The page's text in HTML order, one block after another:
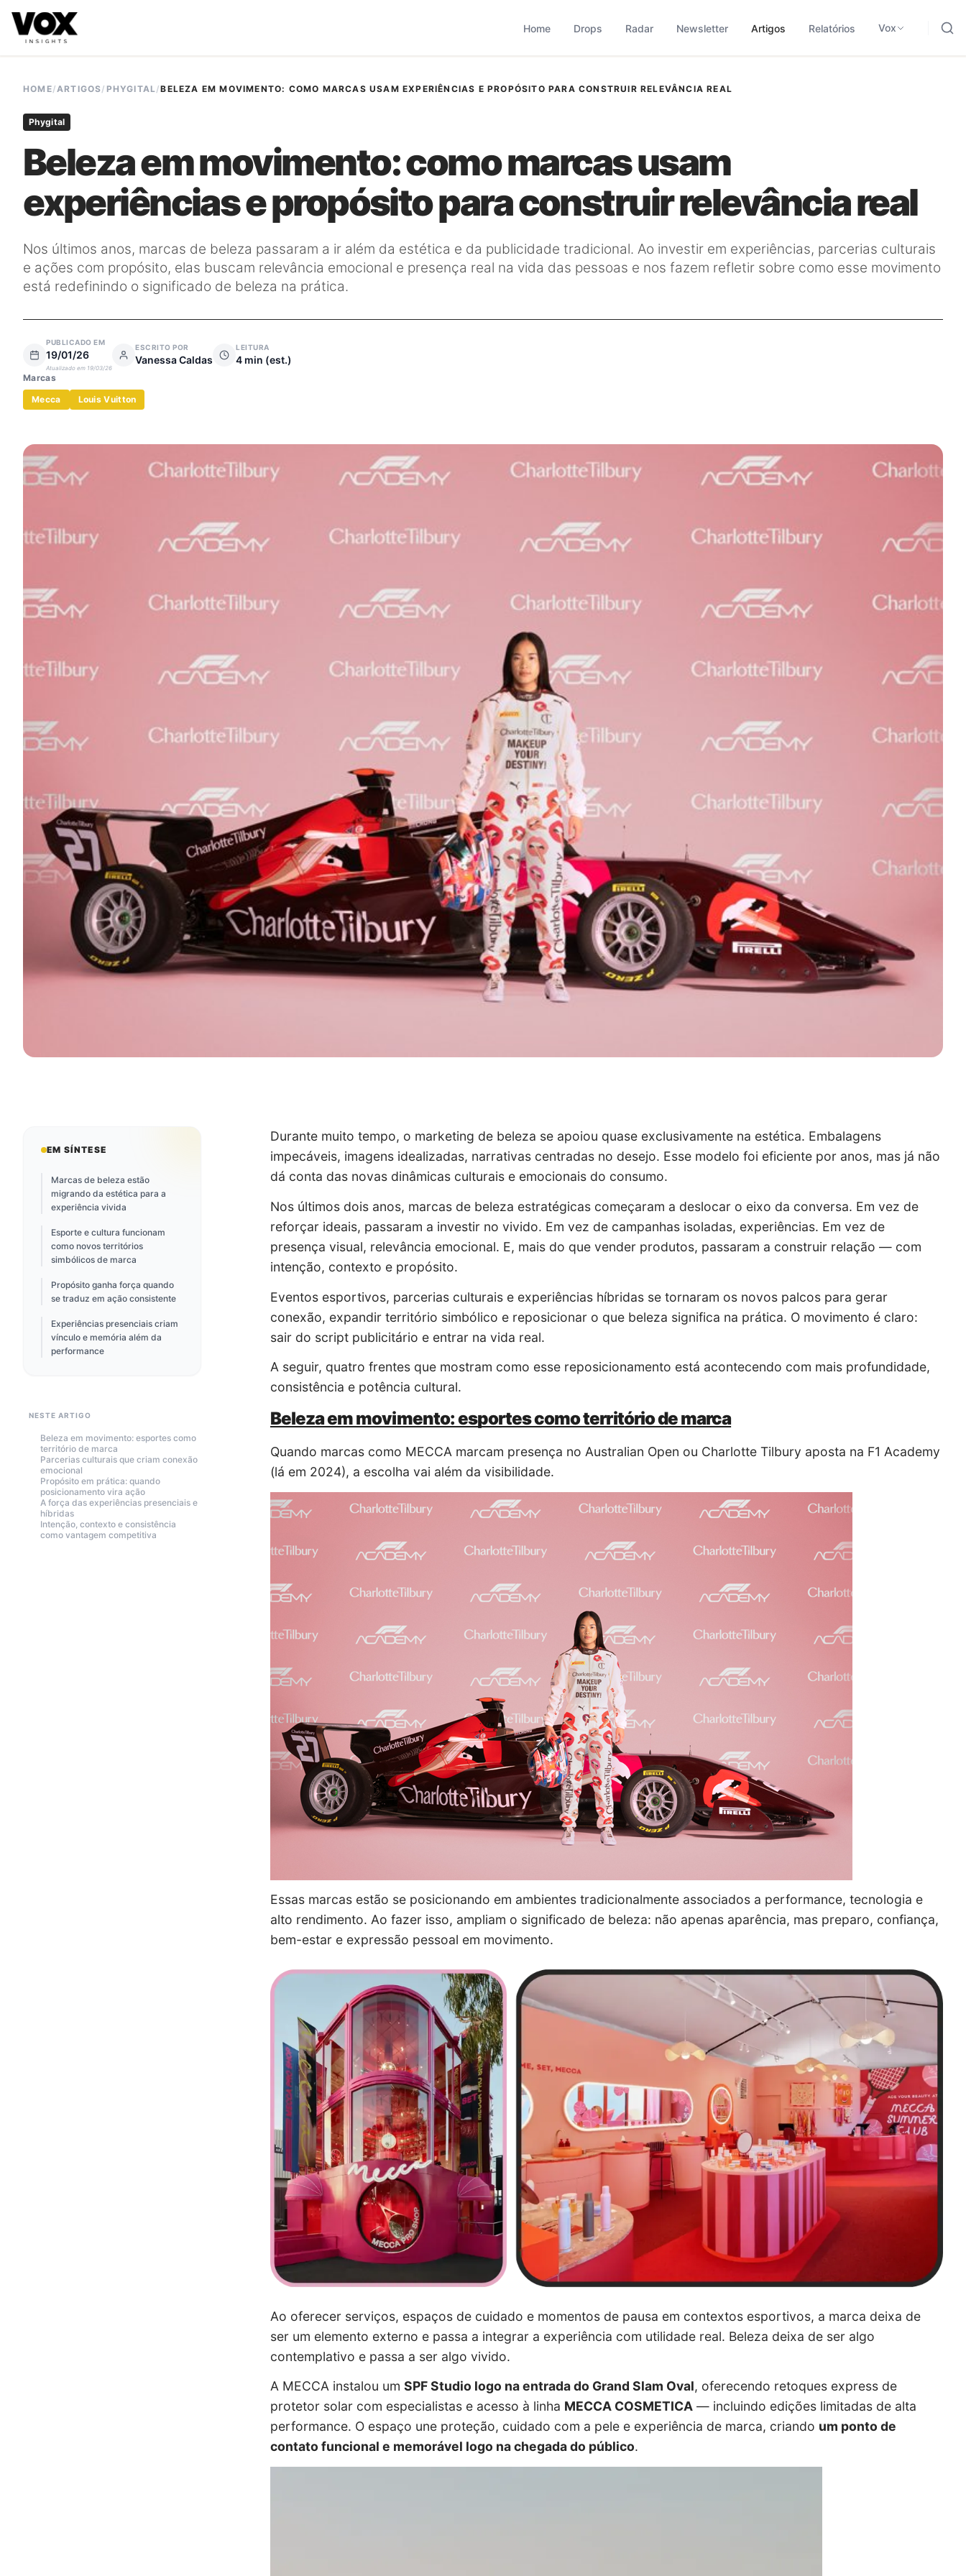
A direção estratégica é liderada por Vanessa Caldas e a operação combina monitoramento contínuo com curadoria metodológica para traduzir sinais em leitura aplicada.
Home Drops Radar Newsletter Artigos Relatórios Vox
HOME/ARTIGOS/ PHYGITAL/BELEZA EM MOVIMENTO: COMO MARCAS USAM EXPERIÊNCIAS E PROPÓSITO PARA CONSTRUIR RELEVÂNCIA REAL
Phygital
Beleza em movimento: como marcas usam
experiências e propósito para construir relevância real
Nos últimos anos, marcas de beleza passaram a ir além da estética e da publicidade tradicional. Ao investir em experiências, parcerias culturais
e ações com propósito, elas buscam relevância emocional e presença real na vida das pessoas e nos fazem refletir sobre como esse movimento
está redefinindo o significado de beleza na prática.
PUBLICADO EM
19/01/26
Atualizado em 19/03/26
ESCRITO POR
Vanessa Caldas
LEITURA
4 min (est.)
Marcas
Mecca
Louis Vuitton
EM SÍNTESE
Marcas de beleza estão
migrando da estética para a
experiência vivida
Esporte e cultura funcionam
como novos territórios
simbólicos de marca
Propósito ganha força quando
se traduz em ação consistente
Experiências presenciais criam
vínculo e memória além da
performance
NESTE ARTIGO
Beleza em movimento: esportes como
território de marca
Parcerias culturais que criam conexão
emocional
Propósito em prática: quando
posicionamento vira ação
A força das experiências presenciais e
híbridas
Intenção, contexto e consistência
como vantagem competitiva
Durante muito tempo, o marketing de beleza se apoiou quase exclusivamente na estética. Embalagens
impecáveis, imagens idealizadas, narrativas centradas no desejo. Esse modelo foi eficiente por anos, mas já não
dá conta das novas dinâmicas culturais e emocionais do consumo.
Nos últimos dois anos, marcas de beleza estratégicas começaram a deslocar o eixo da conversa. Em vez de
reforçar ideais, passaram a investir no vivido. Em vez de campanhas isoladas, experiências. Em vez de
presença visual, relevância emocional. E, mais do que vender produtos, passaram a construir relação — com
intenção, contexto e propósito.
Eventos esportivos, parcerias culturais e experiências híbridas se tornaram os novos palcos para gerar
conexão, expandir território simbólico e reposicionar o que beleza significa na prática. O movimento é claro:
sair do script publicitário e entrar na vida real.
A seguir, quatro frentes que mostram como esse reposicionamento está acontecendo com mais profundidade,
consistência e potência cultural.
Beleza em movimento: esportes como território de marca
Quando marcas como MECCA marcam presença no Australian Open ou Charlotte Tilbury aposta na F1 Academy
(lá em 2024), a escolha vai além da visibilidade.
Essas marcas estão se posicionando em ambientes tradicionalmente associados a performance, tecnologia e
alto rendimento. Ao fazer isso, ampliam o significado de beleza: não apenas aparência, mas preparo, confiança,
bem-estar e expressão pessoal em movimento.
Ao oferecer serviços, espaços de cuidado e momentos de pausa em contextos esportivos, a marca deixa de
ser um elemento externo e passa a integrar a experiência com utilidade real. Beleza deixa de ser algo
contemplativo e passa a ser algo vivido.
A MECCA instalou um SPF Studio logo na entrada do Grand Slam Oval, oferecendo retoques express de
protetor solar com especialistas e acesso à linha MECCA COSMETICA— incluindo edições limitadas de alta
performance. O espaço une proteção, cuidado com a pele e experiência de marca, criando um ponto de
contato funcional e memorável logo na chegada do público.